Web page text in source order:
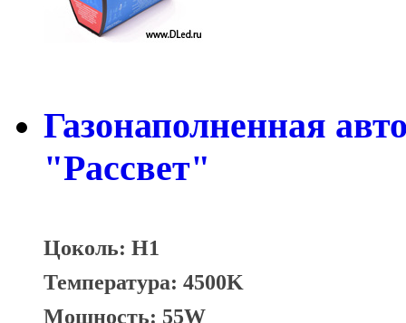
Газонаполненная
"Рассвет"
Цоколь: H1
Температура: 4500K
Мощность: 55W